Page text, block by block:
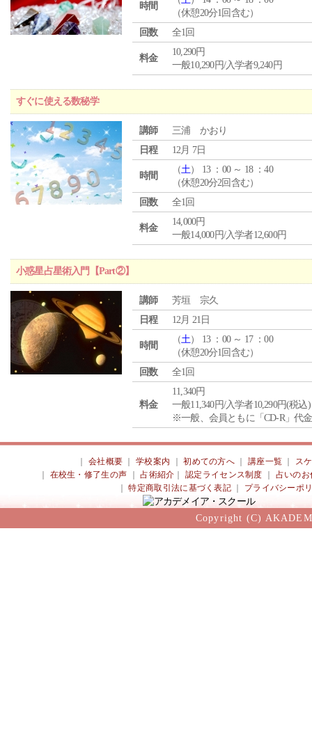
時間
（休憩20分1回含む）
回数
全1回
料金
10,290円
一般10,290円/入学者9,240円
すぐに使える数秘学
講師
三浦 かおり
日程
12月 7日
時間
（土） 13 ：00 ～ 18 ：40
（休憩20分2回含む）
回数
全1回
料金
14,000円
一般14,000円/入学者12,600円
小惑星占星術入門【Part②】
講師
芳垣 宗久
日程
12月 21日
時間
（土） 13 ：00 ～ 17 ：00
（休憩20分1回含む）
回数
全1回
料金
11,340円
一般11,340円/入学者10,290円(税込)
※一般、会員ともに「CD-R」代
会社概要 ｜学校案内 ｜初めての方へ 講座一覧
ス
在校生・修了生の声 ｜占術紹介 ｜認定ライセンス制度
占いのお
｜特定商取引法に基づく表記 プライバシーポ
Copyright (C)